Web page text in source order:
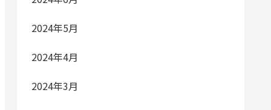
2024年5月
2024年4月
2024年3月